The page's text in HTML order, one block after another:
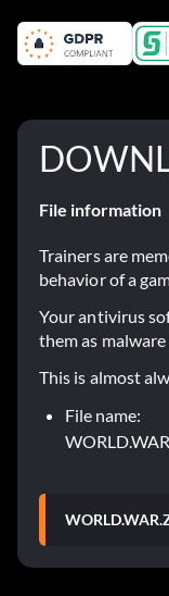
File information
Trainers are
behavior of a
Your antivirus
them as
This is almost
File name: